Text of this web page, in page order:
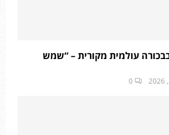
עולמית מקורית – “שמש
0